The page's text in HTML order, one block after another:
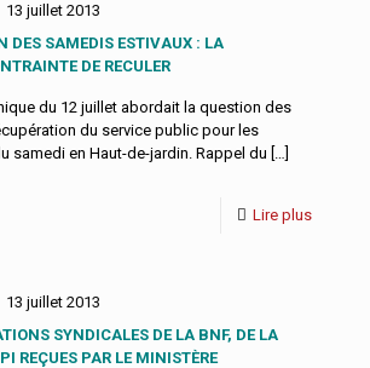
13 juillet 2013
DES SAMEDIS ESTIVAUX : LA
DE RECULER
du 12 juillet abordait la question des
du service public pour les
samedi en Haut-de-jardin. Rappel du […]
Lire plus
13 juillet 2013
SYNDICALES DE LA BNF, DE LA
REÇUES PAR LE MINISTÈRE